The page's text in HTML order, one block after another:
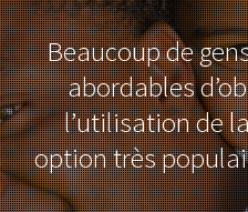
Beaucoup de
abordables
l’utilisation de
option très